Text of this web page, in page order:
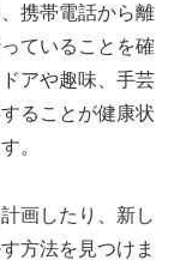
携帯電話から離
ていることを確
アや趣味、手芸
ることが健康状
。
画したり、新し
方法を見つけま